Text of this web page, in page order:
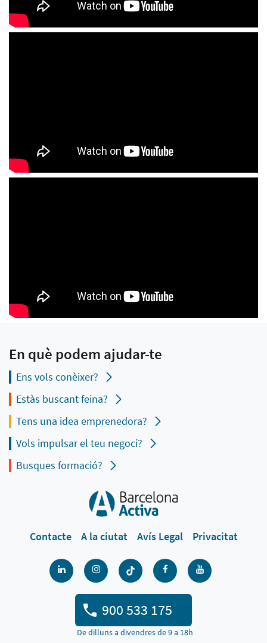
En què podem ajudar-te
Ens vols conèixer?
Estàs buscant feina?
Tens una idea emprenedora?
Vols impulsar el teu negoci?
Busques formació?
Contacte A la ciutat Avís Legal Privacitat
900 533 175
De dilluns a divendres de 9 a 18h